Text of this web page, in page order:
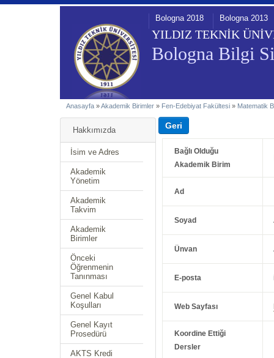
YILDIZ TEKNİK
Bologna Bilgi
Bologna 2018 Bologna 2013
Anasayfa »Akademik Birimler » Fen-Edebiyat Fakültesi » Matematik
Hakkımızda
İsim ve Adres
Akademik
Yönetim
Akademik
Takvim
Akademik
Birimler
Önceki
Öğrenmenin
Tanınması
Genel Kabul
Koşulları
Genel Kayıt
Prosedürü
AKTS Kredi
Bağlı Olduğu
Akademik Birim
Ad
Soyad
Ünvan
E-posta
Web Sayfası
Koordine Ettiği
Dersler